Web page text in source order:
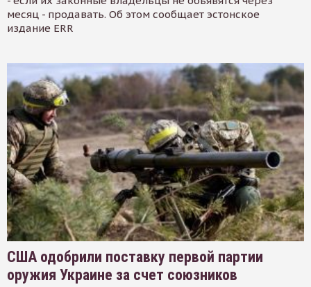
месяц - продавать. Об этом сообщает эстонское
издание ERR
США одобрили поставку первой партии
оружия Украине за счет союзников